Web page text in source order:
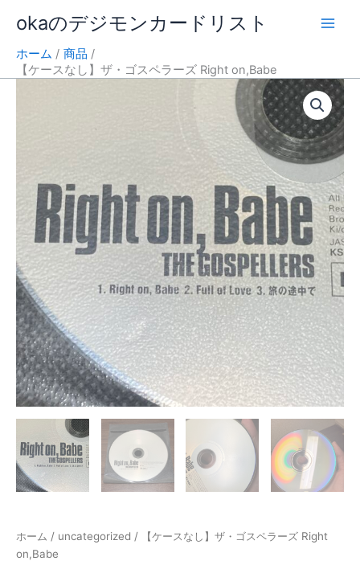
okaのデジモンカードリスト
ホーム
商品
【ケースなし】ザ・ゴスペラーズ Right on,Babe
ホーム / uncategorized / 【ケースなし】ザ・ゴスペラーズ Right
on,Babe